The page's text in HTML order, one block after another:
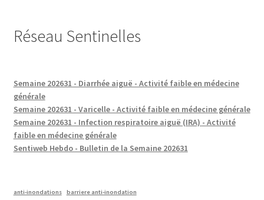
Réseau Sentinelles
Semaine 202631 - Diarrhée aiguë - Activité faible en médecine
générale
Semaine 202631 - Varicelle - Activité faible en médecine générale
Semaine 202631 - Infection respiratoire aiguë (IRA) - Activité
faible en médecine générale
Sentiweb Hebdo - Bulletin de la Semaine 202631
anti-inondations barriere anti-inondation